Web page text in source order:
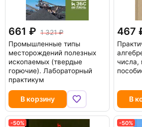
661
1 321
Промышленные типы
месторождений полезных
ископаемых (твердые
горючие). Лабораторный
практикум
В корзину
467
числа,
В
-50% -50%